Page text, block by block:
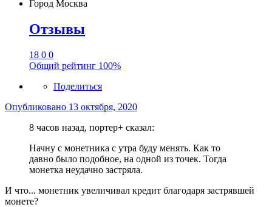
Город Москва
Отзывы
18 0 0
Общий рейтинг 100%
Поделиться
Опубликовано 13 октября, 2020
8 часов назад, портер+ сказал:
Начну с монетника с утра буду менять. Как то
давно было подобное, на одной из точек. Тогда
монетка неудачно застряла.
И что... монетник увеличивал кредит благодаря застрявшей
монете?